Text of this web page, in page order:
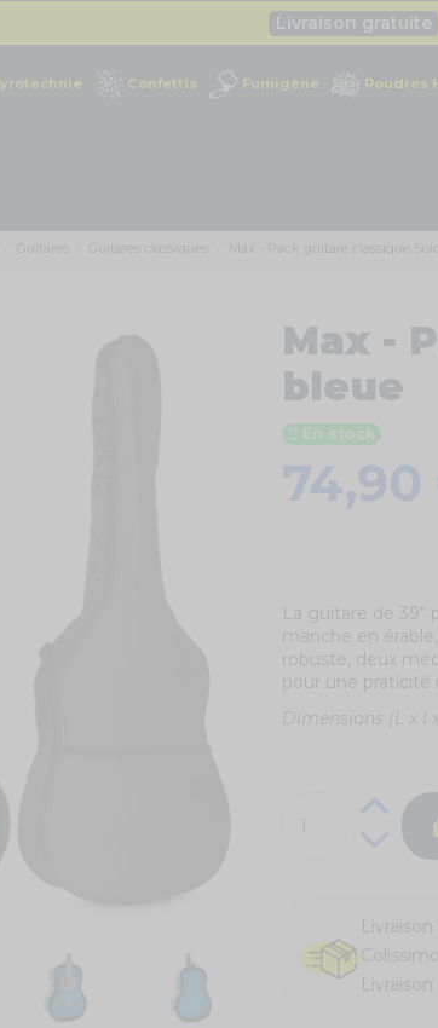
Livraison gratuite
Confettis Fumigène Poudres
Guitares Guitares classiques Max - Pack guitare classique
Max -
bleue
En stock
La guitare de 39"
manche en
robuste, deux
pour une praticité
Dimensions (L x l